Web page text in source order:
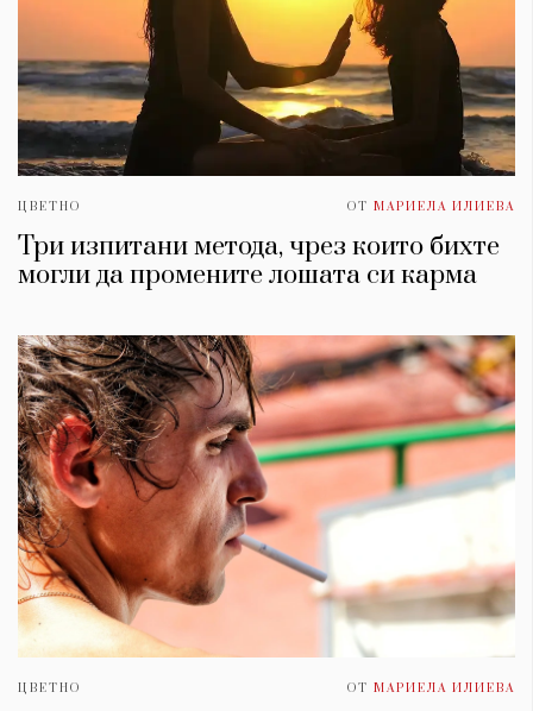
ЦВЕТНО ОТ МАРИЕЛА ИЛИЕВА
Три изпитани метода, чрез които бихте
могли да промените лошата си карма
ЦВЕТНО ОТ МАРИЕЛА ИЛИЕВА